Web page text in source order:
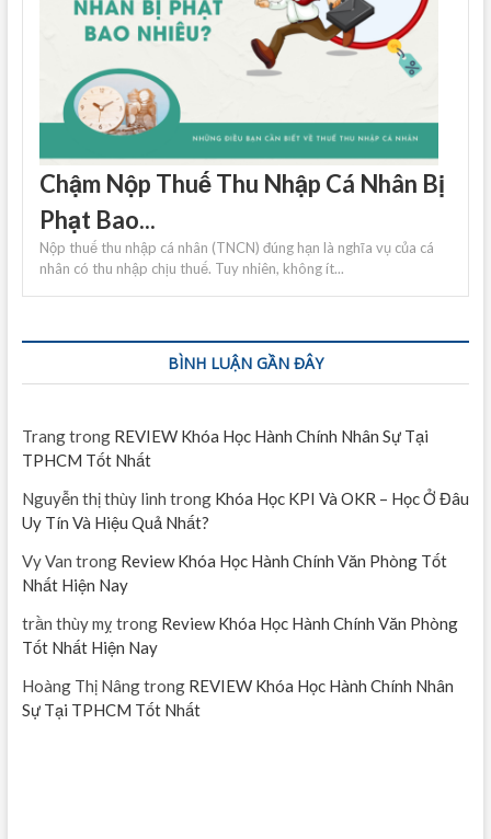
Chậm Nộp Thuế Thu Nhập Cá Nhân Bị
Phạt Bao...
Nộp thuế thu nhập cá nhân (TNCN) đúng hạn là nghĩa vụ của cá
nhân có thu nhập chịu thuế. Tuy nhiên, không ít...
BÌNH LUẬN GẦN ĐÂY
Trangtrong REVIEW Khóa Học Hành Chính Nhân Sự Tại
TPHCM Tốt Nhất
Nguyễn thị thùy linh trong Khóa Học KPI Và OKR – Học Ở Đâu
Uy Tín Và Hiệu Quả Nhất?
Vy Van trong Review Khóa Học Hành Chính Văn Phòng Tốt
Nhất Hiện Nay
trần thùy mỵ trong Review Khóa Học Hành Chính Văn Phòng
Tốt Nhất Hiện Nay
Hoàng Thị Nângtrong REVIEW Khóa Học Hành Chính Nhân
Sự Tại TPHCM Tốt Nhất